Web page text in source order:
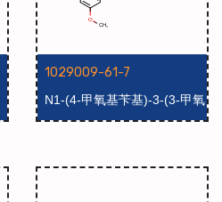
1029009-61-7
N1-(4-甲氧基苄基)-3-(3-甲氧
基苯基)-N7,N7-二甲基异喹